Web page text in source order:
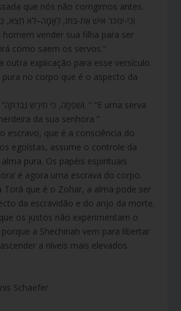
que nós não corrigimos antes.
como saem os servos.”
outra explicação para esse versículo.
pura no corpo que é o aspecto da
“וְשִׁפְחָה, כִּי תִירַשׁ גְּבִרְתָּהּ. ” “E uma serva
da sua senhora ”
escravo, que é a consciência do
egoístas, assume o controle da
pura. Os papéis espirituais
é agora uma escrava do corpo.
Torá que é o Zohar, a alma pode ser
da escravidão e do anjo da morte.
os justos não experimentam o
a Shechinah vem para libertar
a níveis mais elevados.
Schaefer